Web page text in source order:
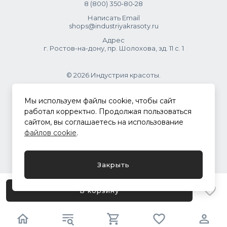
В корзину
русый, русый или светло-русый цвет. Это не ошибка, а
просто разница в системах обозначений. Приоритетной
информацией всегда считается номер красителя.
8 (800) 350‑80‑28
Написать Email
shops@industriyakrasoty.ru
Адрес
г. Ростов-на-дону, пр. Шолохова, зд. 11 с. 1
© 2026 Индустрия красоты.
.
Политика конфиденциальности
Мы используем файлы cookie, чтобы сайт
работал корректно. Продолжая пользоваться
сайтом, вы соглашаетесь на использование
файлов cookie.
Закрыть